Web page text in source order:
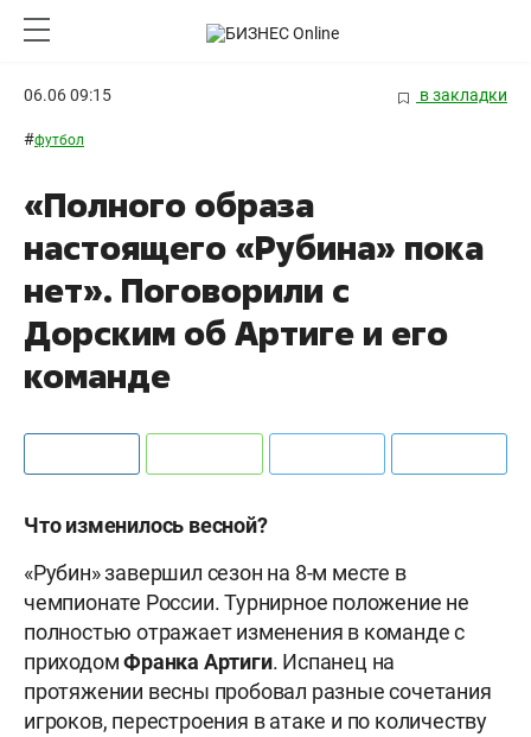
06.06 09:15 в закладки
#футбол
«Полного образа
настоящего «Рубина» пока
нет». Поговорили с
Дорским об Артиге и его
команде
Что изменилось весной?
«Рубин» завершил сезон на 8-м месте в
чемпионате России. Турнирное положение не
полностью отражает изменения в команде с
приходомФранка Артиги. Испанец на
протяжении весны пробовал разные сочетания
игроков, перестроения в атаке и по количеству